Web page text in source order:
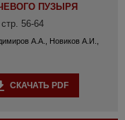
ПУЗЫРЯ
56-64
А.А., Новиков А.И.,
СКАЧАТЬ PDF